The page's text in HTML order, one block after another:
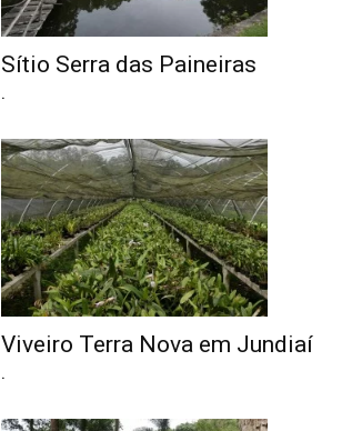
Sítio Serra das Paineiras
.
Viveiro Terra Nova em Jundiaí
.